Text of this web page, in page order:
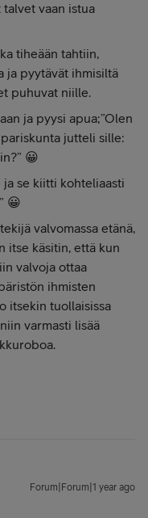
vaan istua
tiheään tahtiin,
ja pyytävät ihmisiltä
puhuvat niille.
ja pyysi apua;”Olen
jutteli sille:
😀
se kiitti kohteliaasti
😀
valvomassa etänä,
itse käsitin, että kun
valvoja ottaa
ihmisten
itsekin tuollaisissa
varmasti lisää
Forum|Forum|1 year ago